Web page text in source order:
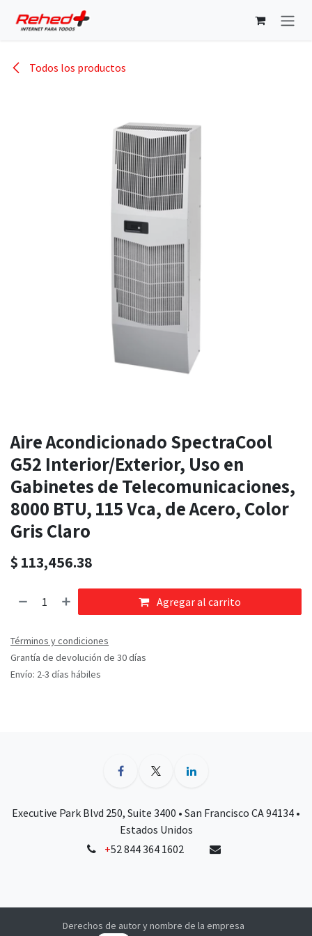
Todos los productos
Aire Acondicionado SpectraCool
G52 Interior/Exterior, Uso en
Gabinetes de Telecomunicaciones,
8000 BTU, 115 Vca, de Acero, Color
Gris Claro
$ 113,456.38
Agregar al carrito
Términos y condiciones
Grantía de devolución de 30 días
Envío: 2-3 días hábiles
Executive Park Blvd 250, Suite 3400 • San Francisco CA 94134 •
Estados Unidos
+52 844 364 1602
Derechos de autor y nombre de la empresa